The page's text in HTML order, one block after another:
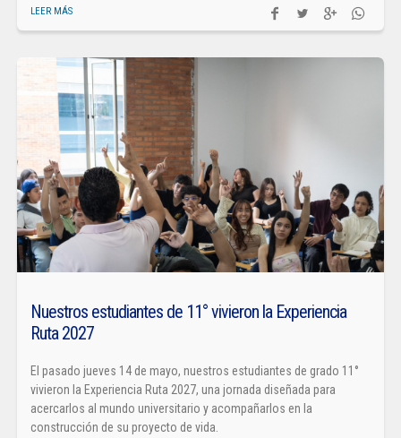
LEER MÁS
Nuestros estudiantes de 11° vivieron la Experiencia
Ruta 2027
El pasado jueves 14 de mayo, nuestros estudiantes de grado 11°
vivieron la Experiencia Ruta 2027, una jornada diseñada para
acercarlos al mundo universitario y acompañarlos en la
construcción de su proyecto de vida.